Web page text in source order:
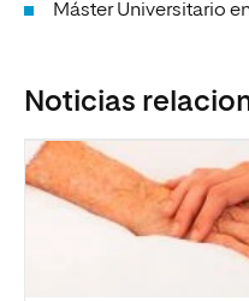
Máster Universitario
Noticias